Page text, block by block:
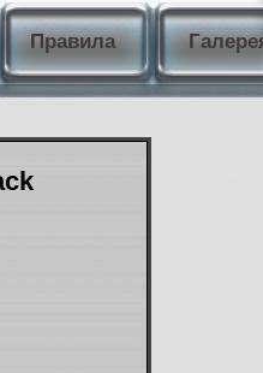
Правила